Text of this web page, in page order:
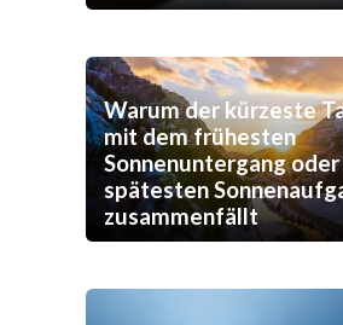
Warum der kürzeste
mit dem frühesten
Sonnenuntergang
spätesten
zusammenfällt